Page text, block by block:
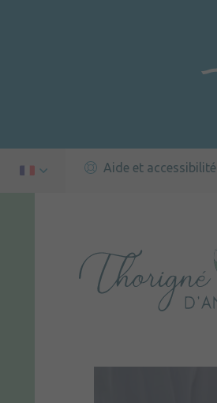
Aide et accessibilité